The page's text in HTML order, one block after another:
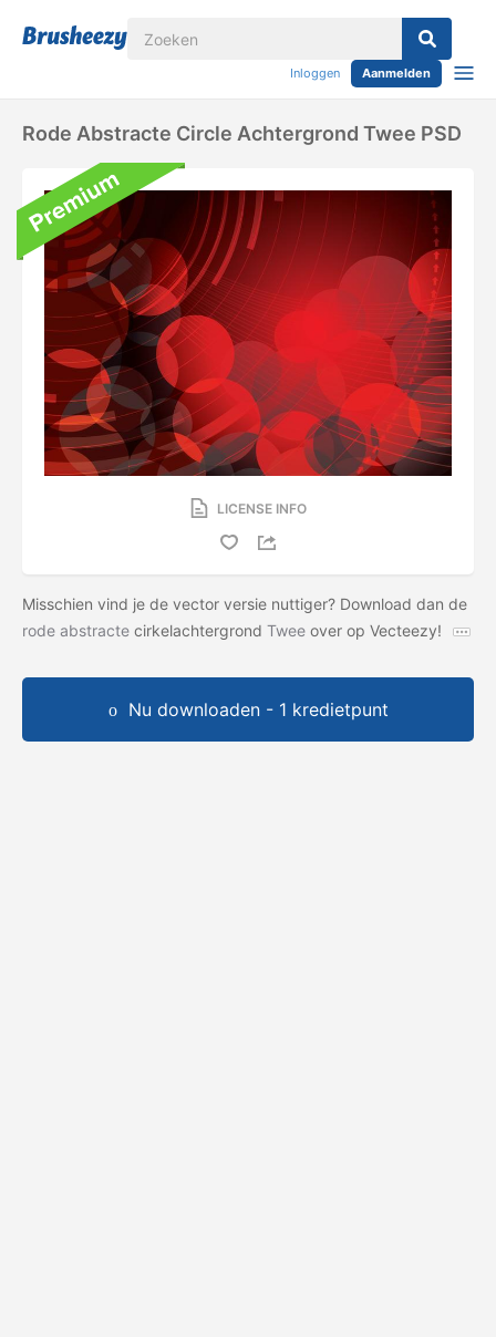
Inloggen Aanmelden
Rode Abstracte Circle Achtergrond Twee PSD
LICENSE INFO
Misschien vind je de vector versie nuttiger? Download dan de
rode abstracte cirkelachtergrond Twee over op Vecteezy!
Nu downloaden - 1 kredietpunt